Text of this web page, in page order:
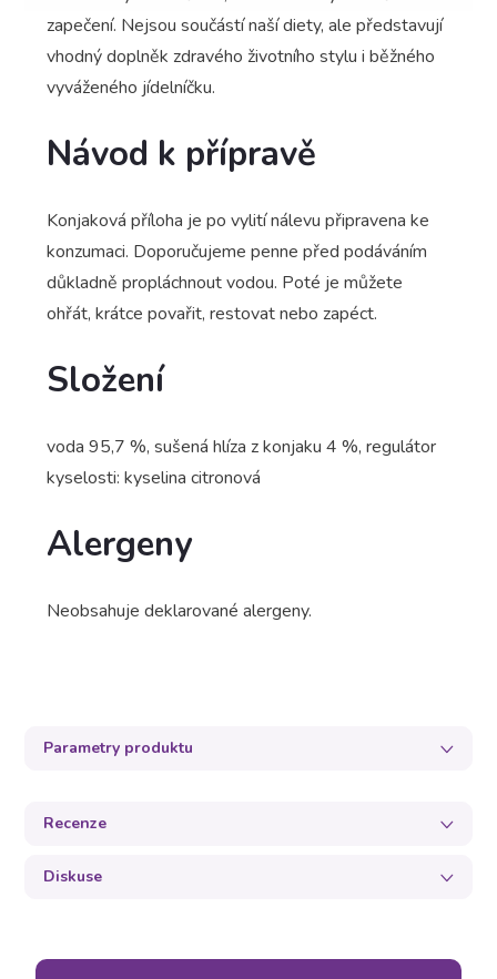
zapečení. Nejsou součástí naší diety, ale představují
vhodný doplněk zdravého životního stylu i běžného
vyváženého jídelníčku.
Návod k přípravě
Konjaková příloha je po vylití nálevu připravena ke
konzumaci. Doporučujeme penne před podáváním
důkladně propláchnout vodou. Poté je můžete
ohřát, krátce povařit, restovat nebo zapéct.
Složení
voda 95,7 %, sušená hlíza z konjaku 4 %, regulátor
kyselosti: kyselina citronová
Alergeny
Neobsahuje deklarované alergeny.
Parametry produktu
Recenze
Diskuse